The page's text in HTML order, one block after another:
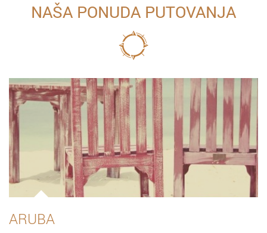
NAŠA PONUDA PUTOVANJA
ARUBA